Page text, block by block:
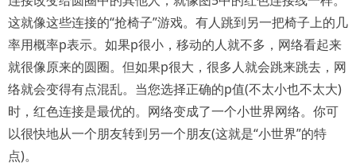
这就像这些连接的“抢椅子”游戏。有人跳到另一把椅子上的几
率用概率p表示。如果p很小，移动的人就不多，网络看起来
就很像原来的圆圈。但如果p很大，很多人就会跳来跳去，网
络就会变得有点混乱。当您选择正确的p值(不太小也不太大)
时，红色连接是最优的。网络变成了一个小世界网络。你可
以很快地从一个朋友转到另一个朋友(这就是“小世界”的特
点)。